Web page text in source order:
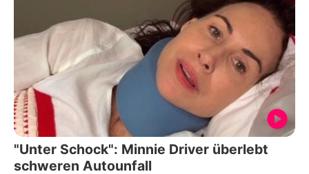
"Unter Schock": Minnie Driver überlebt
schweren Autounfall